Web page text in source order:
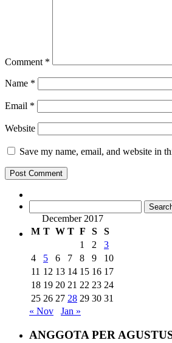
Comment *
Name *
Email *
Website
Save my name, email, and website in
for:December 2017
M T W T F S
S
1
2
3
4
5 6 7 8 9
10
11 12 13 14 15 16 17
18 19 20 21 22 23 24
25 26 27 28 29 30 31
« Nov
Jan »
ANGGOTA PER